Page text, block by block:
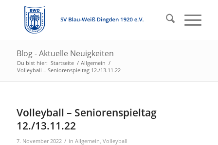
Blog - Aktuelle Neuigkeiten
Du bist hier: Startseite / Allgemein /
Volleyball – Seniorenspieltag 12./13.11.22
Volleyball – Seniorenspieltag
12./13.11.22
7. November 2022 / in Allgemein, Volleyball